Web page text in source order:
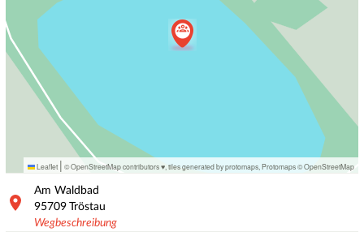
Leaflet | © OpenStreetMap contributors ♥, tiles generated by protomaps Protomaps©OpenStreetMap
Am Waldbad
95709 Tröstau
Wegbeschreibung